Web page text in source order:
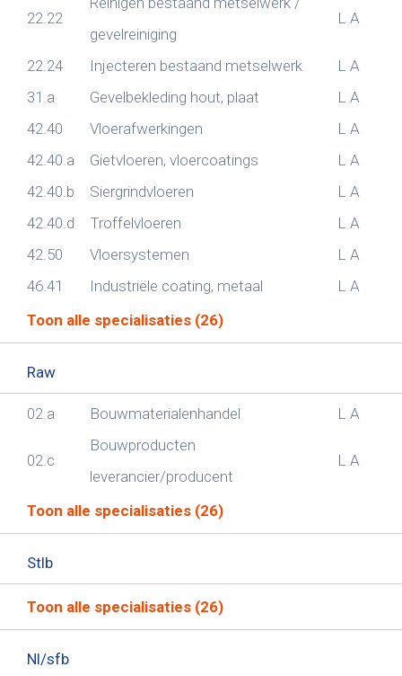
22.22
gevelreiniging
L A
22.24 Injecteren bestaand metselwerk L A
31.a
Gevelbekleding hout, plaat L A
42.40
Vloerafwerkingen L A
42.40.a
Gietvloeren, vloercoatings L A
42.40.b
Siergrindvloeren L A
42.40.d
Troffelvloeren L A
42.50
Vloersystemen L A
46.41
Industriële coating, metaal L A
Toon alle specialisaties (26)
Raw
02.a Bouwmaterialenhandel L A
02.c
Bouwproducten
leverancier/producent
L A
Toon alle specialisaties (26)
Stlb
Toon alle specialisaties (26)
Nl/sfb